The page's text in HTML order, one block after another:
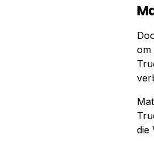
om
die